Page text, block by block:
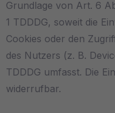
Grundlage von Art. 6
1 TDDDG, soweit die
Cookies oder den
des Nutzers (z. B.
TDDDG umfasst. Die
widerrufbar.